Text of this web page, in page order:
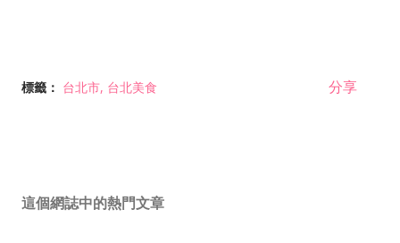
標籤： 台北市 台北美食 分享
這個網誌中的熱門文章